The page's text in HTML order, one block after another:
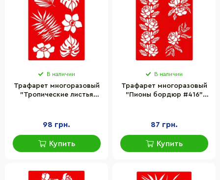
В наличии
Трафарет многоразовый
"Тропические листья
98 грн.
Купить
В наличии
Трафарет многоразовый
"Пионы бордюр #416"
87 грн.
Купить